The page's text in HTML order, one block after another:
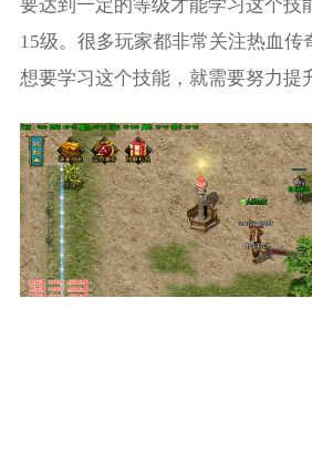
要达到一定的等级才能学习这个技
15级。很多玩家都非常关注热血传
想要学习这个技能，就需要努力提